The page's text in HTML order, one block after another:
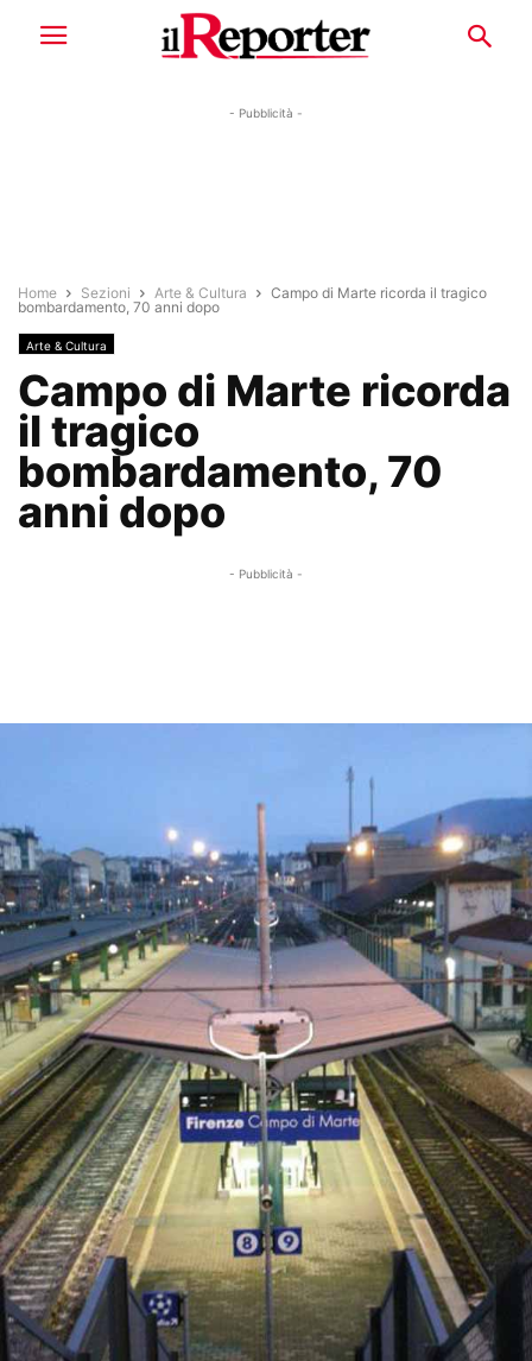
- Pubblicità -
Home Sezioni Arte & Cultura
Campo di Marte ricorda il tragico
bombardamento, 70 anni dopo
Arte & Cultura
Campo di Marte ricorda
il tragico
bombardamento, 70
anni dopo
- Pubblicità -